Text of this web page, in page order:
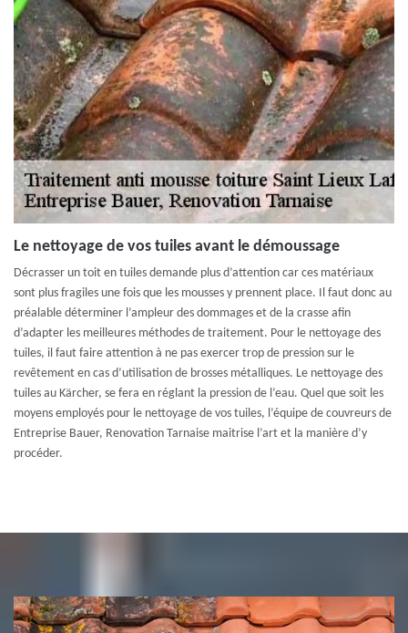
Le nettoyage de vos tuiles avant le démoussage
Décrasser un toit en tuiles demande plus d’attention car ces matériaux
sont plus fragiles une fois que les mousses y prennent place. Il faut donc au
préalable déterminer l’ampleur des dommages et de la crasse afin
d’adapter les meilleures méthodes de traitement. Pour le nettoyage des
tuiles, il faut faire attention à ne pas exercer trop de pression sur le
revêtement en cas d’utilisation de brosses métalliques. Le nettoyage des
tuiles au Kärcher, se fera en réglant la pression de l’eau. Quel que soit les
moyens employés pour le nettoyage de vos tuiles, l’équipe de couvreurs de
Entreprise Bauer, Renovation Tarnaise maitrise l’art et la manière d’y
procéder.